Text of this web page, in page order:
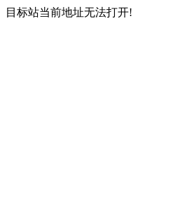
目标站当前地址无法打开!